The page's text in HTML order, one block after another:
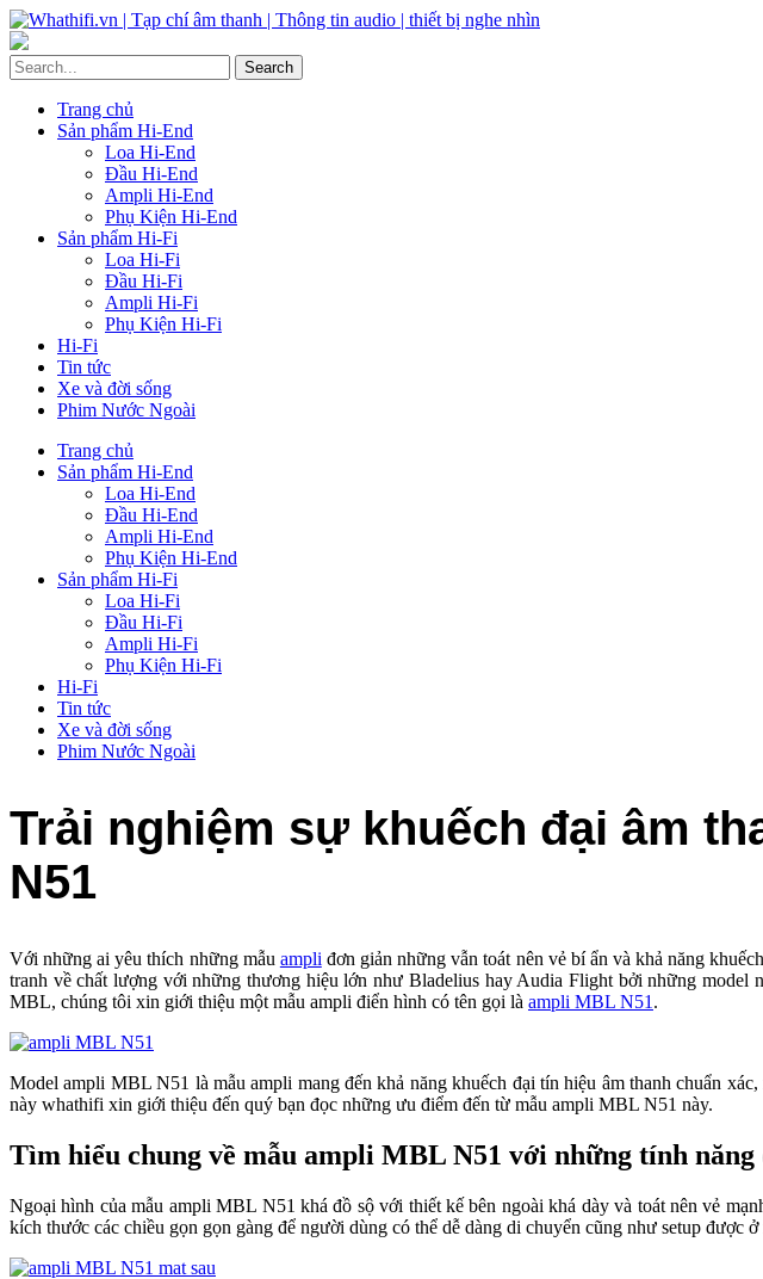
Trang chủ
Sản phẩm Hi-End
Loa Hi-End
Đầu Hi-End
Ampli Hi-End
Phụ Kiện Hi-End
Sản phẩm Hi-Fi
Loa Hi-Fi
Đầu Hi-Fi
Ampli Hi-Fi
Phụ Kiện Hi-Fi
Hi-Fi
Tin tức
Xe và đời sống
Phim Nước Ngoài
Trang chủ
Sản phẩm Hi-End
Loa Hi-End
Đầu Hi-End
Ampli Hi-End
Phụ Kiện Hi-End
Sản phẩm Hi-Fi
Loa Hi-Fi
Đầu Hi-Fi
Ampli Hi-Fi
Phụ Kiện Hi-Fi
Hi-Fi
Tin tức
Xe và đời sống
Phim Nước Ngoài
Trải nghiệm sự khuếch đại âm
N51
Với những ai yêu thích những mẫu ampli đơn giản những vẫn toát nên vẻ bí ẩn và khả năng
tranh về chất lượng với những thương hiệu lớn như Bladelius hay Audia Flight bởi những model
MBL, chúng tôi xin giới thiệu một mẫu ampli điển hình có tên gọi là ampli MBL N51 .
Model ampli MBL N51 là mẫu ampli mang đến khả năng khuếch đại tín hiệu âm thanh chuẩn
này whathifi xin giới thiệu đến quý bạn đọc những ưu điểm đến từ mẫu ampli MBL N51 này.
Tìm hiểu chung về mẫu ampli MBL N51 với những tính năng
Ngoại hình của mẫu ampli MBL N51 khá đồ sộ với thiết kế bên ngoài khá dày và toát nên vẻ
kích thước các chiều gọn gọn gàng để người dùng có thể dễ dàng di chuyển cũng như setup được